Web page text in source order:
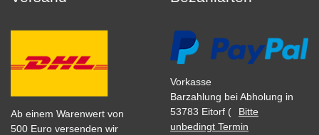
Ab einem Warenwert von
500 Euro versenden wir
Vorkasse
Barzahlung bei Abholung in
53783 Eitorf (
Bitte
unbedingt Termin